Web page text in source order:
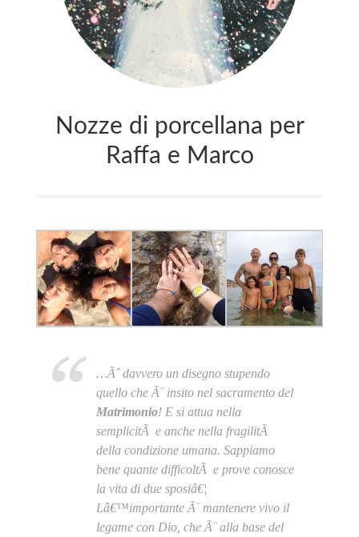
Nozze di porcellana per
Raffa e Marco
…Ãˆ davvero un disegno stupendo
quello che Ã¨ insito nel sacramento del
Matrimonio! E si attua nella
semplicitÃ e anche nella fragilitÃ
della condizione umana. Sappiamo
bene quante difficoltÃ e prove conosce
la vita di due sposiâ€¦
Lâ€™importante Ã¨ mantenere vivo il
legame con Dio, che Ã¨ alla base del